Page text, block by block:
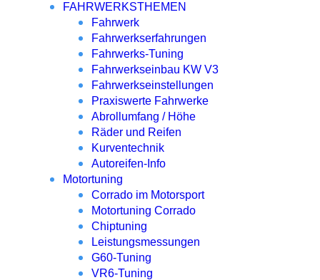
FAHRWERKSTHEMEN
Fahrwerk
Fahrwerkserfahrungen
Fahrwerks-Tuning
Fahrwerkseinbau KW V3
Fahrwerkseinstellungen
Praxiswerte Fahrwerke
Abrollumfang / Höhe
Räder und Reifen
Kurventechnik
Autoreifen-Info
Motortuning
Corrado im Motorsport
Motortuning Corrado
Chiptuning
Leistungsmessungen
G60-Tuning
VR6-Tuning